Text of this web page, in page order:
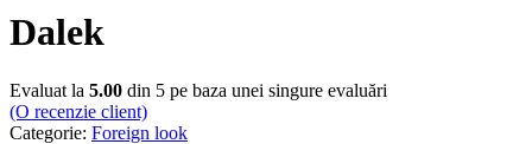
Dalek
Evaluat la 5.00 din 5 pe baza unei singure evaluări
(O recenzie client)
Categorie: Foreign look